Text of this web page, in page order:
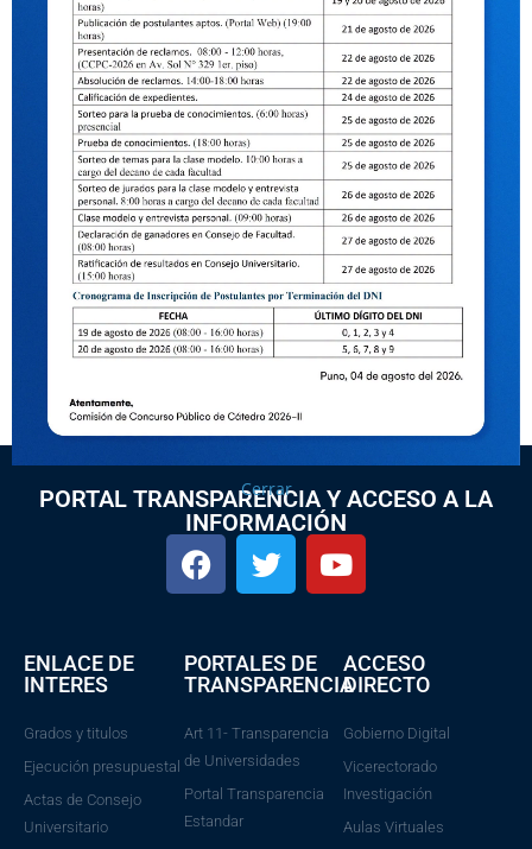
Descargar
PORTAL TRANSPARENCIA Y ACCESO A LA
INFORMACIÓN
ENLACE DE
INTERES
Grados y titulos
Ejecución presupuestal
Actas de Consejo
Universitario
PORTALES DE
TRANSPARENCIA
Art 11- Transparencia
de Universidades
Portal Transparencia
Estandar
ACCESO
DIRECTO
Gobierno Digital
Vicerectorado
Investigación
Aulas Virtuales
Cerrar